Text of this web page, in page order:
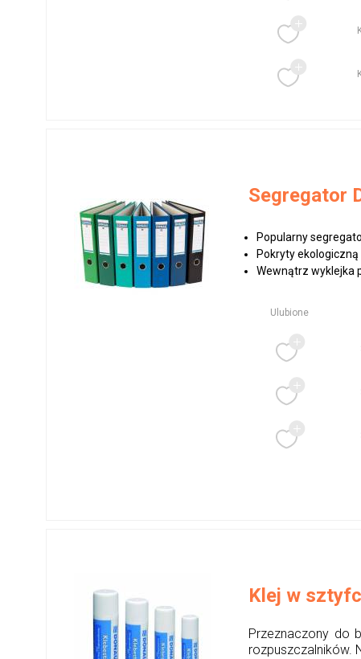
Segregator
Popularny
Pokryty
Wewnątrz wyklejka
Ulubione
Klej w
Przeznaczony do
rozpuszczalników.